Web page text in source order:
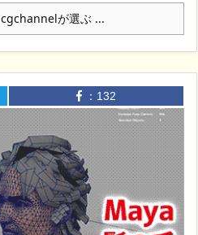
cgchannelが選ぶ ...
： 132